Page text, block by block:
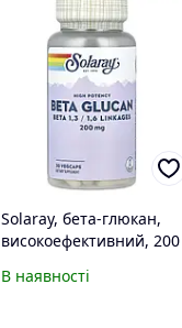
Solaray, бета-глюкан,
високоефективний, 200
В наявності